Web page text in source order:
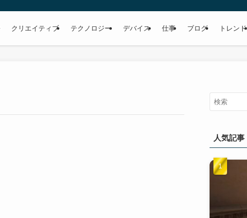
クリエイティブ テクノロジー デバイス 仕事 ブログ トレンド
人気記事